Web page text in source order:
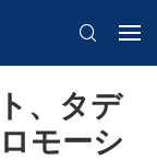
、タデ
モーシ